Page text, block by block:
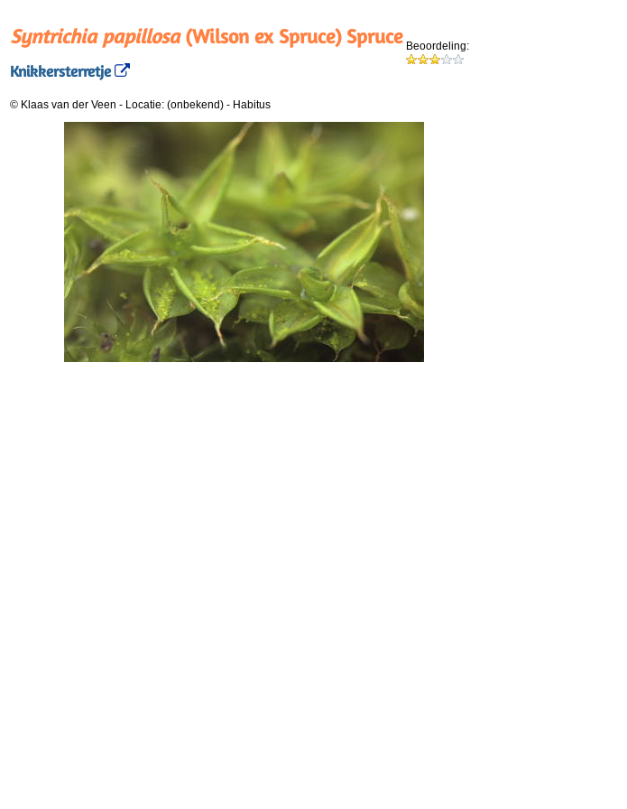
Syntrichia papillosa(Wilson ex Spruce) Spruce
Knikkersterretje
Beoordeling:
© Klaas van der Veen - Locatie: (onbekend) - Habitus